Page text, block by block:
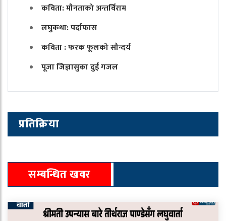
कविता: मौनताको अन्तर्विराम
लघुकथा: पर्दाफास
कविता : फरक फूलको सौन्दर्य
पूजा जिज्ञासुका दुई गजल
प्रतिक्रिया
सम्बन्धित खवर